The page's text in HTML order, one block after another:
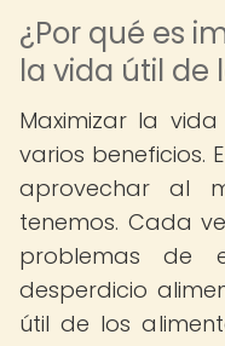
¿Por qué es
la vida útil de
Maximizar la
varios beneficios.
aprovechar al
tenemos. Cada
problemas de
desperdicio
útil de los